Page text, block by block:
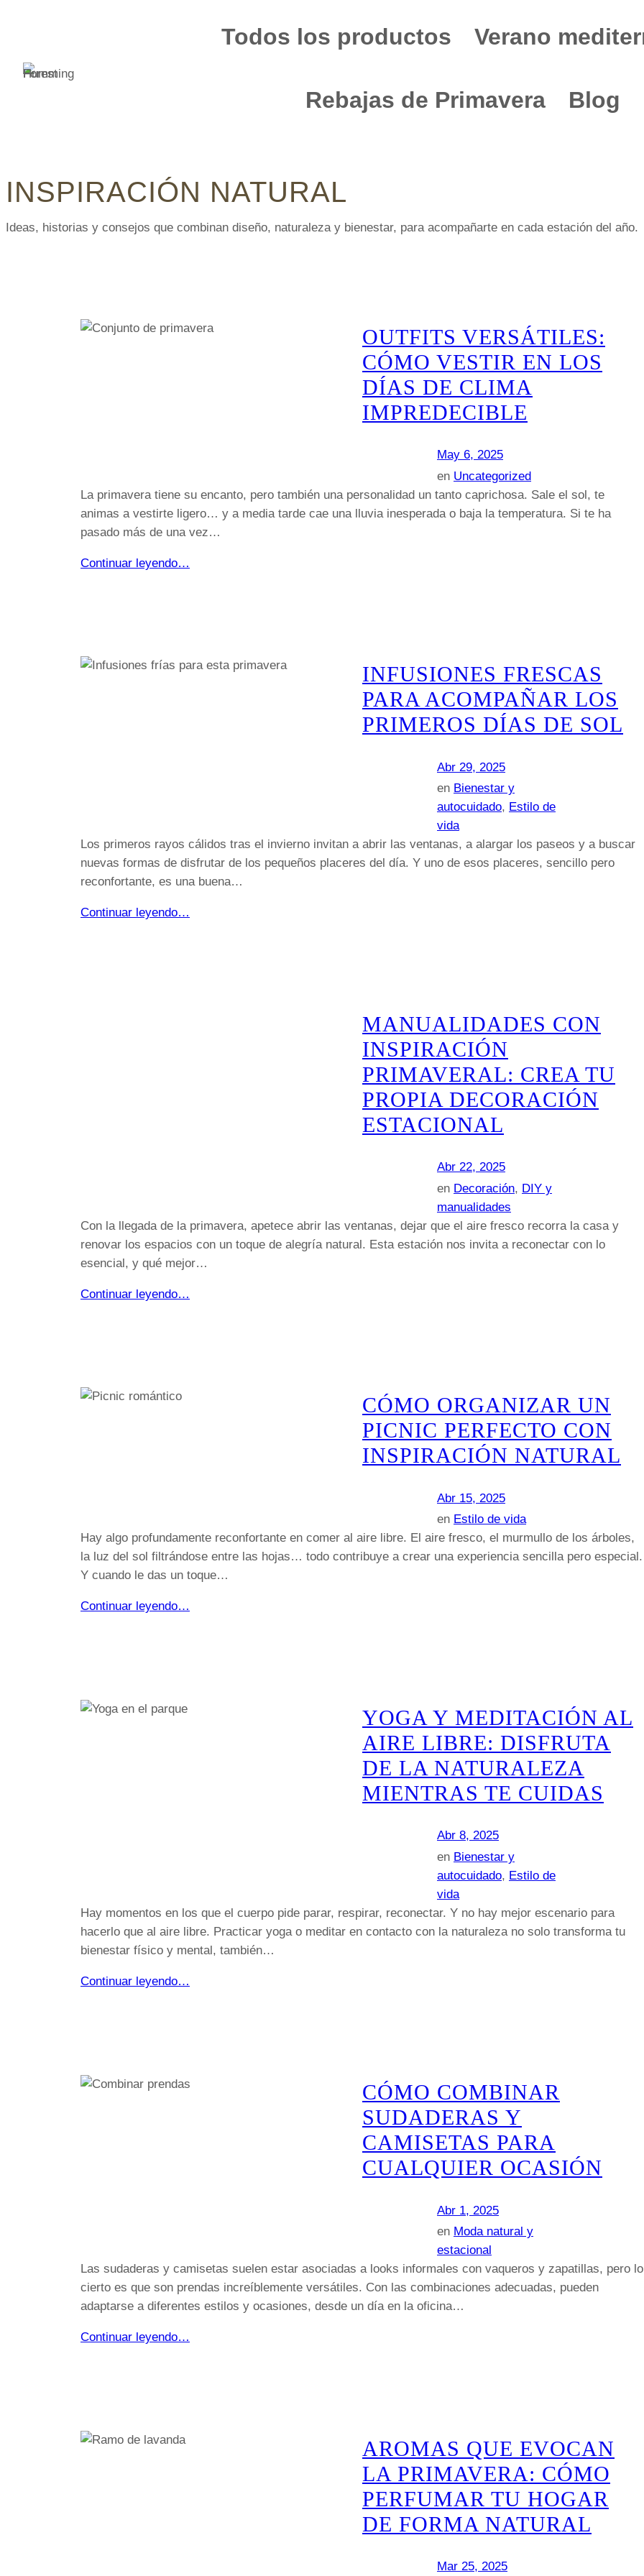
Todos los productos Verano
Rebajas de Primavera Blog
INSPIRACIÓN NATURAL
Ideas, historias y consejos que combinan diseño, naturaleza y bienestar, para acompañarte en cada estación del año.
OUTFITS VERSÁTILES:
CÓMO VESTIR EN LOS
DÍAS DE CLIMA
IMPREDECIBLE
May 6, 2025
en Uncategorized
La primavera tiene su encanto, pero también una personalidad un tanto caprichosa. Sale el sol, te
animas a vestirte ligero… y a media tarde cae una lluvia inesperada o baja la temperatura. Si te ha
pasado más de una vez…
Continuar leyendo…
INFUSIONES FRESCAS
PARA ACOMPAÑAR LOS
PRIMEROS DÍAS DE SOL
Abr 29, 2025
en Bienestar y
autocuidado, Estilo de
vida
Los primeros rayos cálidos tras el invierno invitan a abrir las ventanas, a alargar los paseos y a buscar
nuevas formas de disfrutar de los pequeños placeres del día. Y uno de esos placeres, sencillo pero
reconfortante, es una buena…
Continuar leyendo…
MANUALIDADES CON
INSPIRACIÓN
PRIMAVERAL: CREA TU
PROPIA DECORACIÓN
ESTACIONAL
Abr 22, 2025
en Decoración, DIY y
manualidades
Con la llegada de la primavera, apetece abrir las ventanas, dejar que el aire fresco recorra la casa y
renovar los espacios con un toque de alegría natural. Esta estación nos invita a reconectar con lo
esencial, y qué mejor…
Continuar leyendo…
CÓMO ORGANIZAR UN
PICNIC PERFECTO CON
INSPIRACIÓN NATURAL
Abr 15, 2025
en Estilo de vida
Hay algo profundamente reconfortante en comer al aire libre. El aire fresco, el murmullo de los árboles,
la luz del sol filtrándose entre las hojas… todo contribuye a crear una experiencia sencilla pero especial.
Y cuando le das un toque…
Continuar leyendo…
YOGA Y MEDITACIÓN AL
AIRE LIBRE: DISFRUTA
DE LA NATURALEZA
MIENTRAS TE CUIDAS
Abr 8, 2025
en Bienestar y
autocuidado, Estilo de
vida
Hay momentos en los que el cuerpo pide parar, respirar, reconectar. Y no hay mejor escenario para
hacerlo que al aire libre. Practicar yoga o meditar en contacto con la naturaleza no solo transforma tu
bienestar físico y mental, también…
Continuar leyendo…
CÓMO COMBINAR
SUDADERAS Y
CAMISETAS PARA
CUALQUIER OCASIÓN
Abr 1, 2025
en Moda natural y
estacional
Las sudaderas y camisetas suelen estar asociadas a looks informales con vaqueros y zapatillas, pero lo
cierto es que son prendas increíblemente versátiles. Con las combinaciones adecuadas, pueden
adaptarse a diferentes estilos y ocasiones, desde un día en la oficina…
Continuar leyendo…
AROMAS QUE EVOCAN
LA PRIMAVERA: CÓMO
PERFUMAR TU HOGAR
DE FORMA NATURAL
Mar 25, 2025